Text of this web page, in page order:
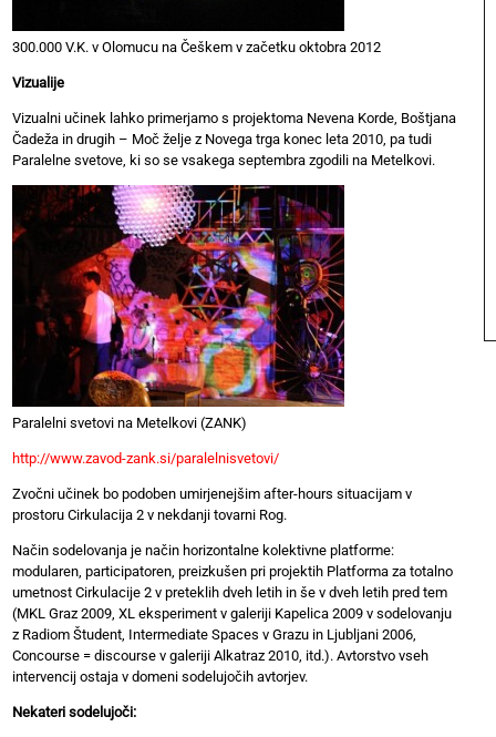
300.000 V.K. v Olomucu na Češkem v začetku oktobra 2012
Vizualije
Vizualni učinek lahko primerjamo s projektoma Nevena Korde, Boštjana
Čadeža in drugih – Moč želje z Novega trga konec leta 2010, pa tudi
Paralelne svetove, ki so se vsakega septembra zgodili na Metelkovi.
Paralelni svetovi na Metelkovi (ZANK)
http://www.zavod-zank.si/paralelnisvetovi/
Zvočni učinek bo podoben umirjenejšim after-hours situacijam v
prostoru Cirkulacija 2 v nekdanji tovarni Rog.
Način sodelovanja je način horizontalne kolektivne platforme:
modularen, participatoren, preizkušen pri projektih Platforma za totalno
umetnost Cirkulacije 2 v preteklih dveh letih in še v dveh letih pred tem
(MKL Graz 2009, XL eksperiment v galeriji Kapelica 2009 v sodelovanju
z Radiom Študent, Intermediate Spaces v Grazu in Ljubljani 2006,
Concourse = discourse v galeriji Alkatraz 2010, itd.). Avtorstvo vseh
intervencij ostaja v domeni sodelujočih avtorjev.
Nekateri sodelujoči: